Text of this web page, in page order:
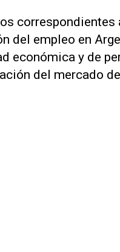
correspondientes
del empleo en
económica y de
del mercado